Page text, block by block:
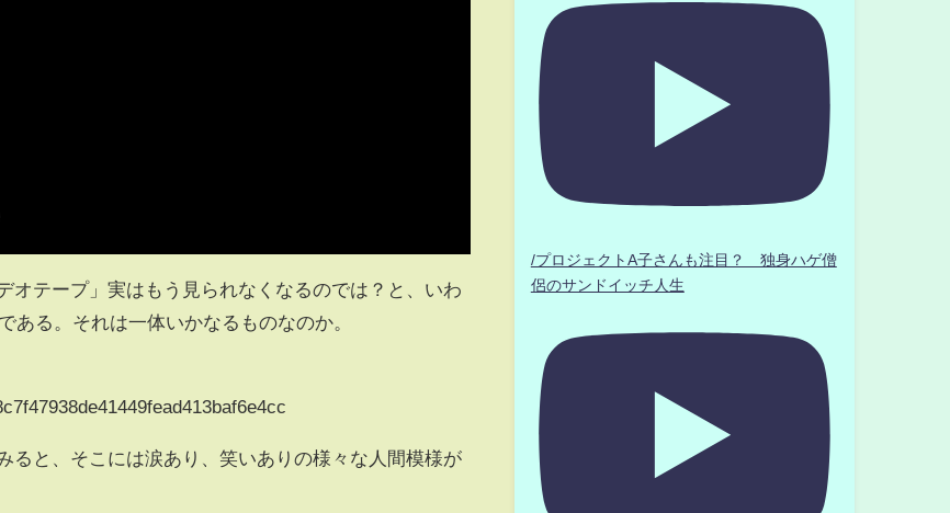
オテープ」実はもう見られなくなるのでは？と、いわ
ある。それは一体いかなるものなのか。
ると、そこには涙あり、笑いありの様々な人間模様が
/プロジェクトA子さんも注目？ 独身ハゲ僧
侶のサンドイッチ人生